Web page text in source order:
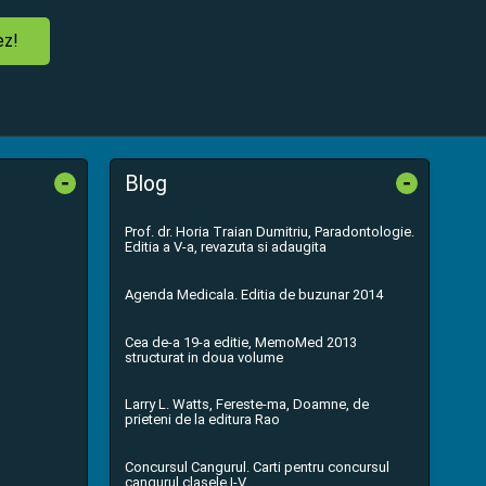
- Blog -
Prof. dr. Horia Traian Dumitriu, Paradontologie.
Editia a V-a, revazuta si adaugita
Agenda Medicala. Editia de buzunar 2014
Cea de-a 19-a editie, MemoMed 2013
structurat in doua volume
Larry L. Watts, Fereste-ma, Doamne, de
prieteni de la editura Rao
Concursul Cangurul. Carti pentru concursul
cangurul clasele I-V